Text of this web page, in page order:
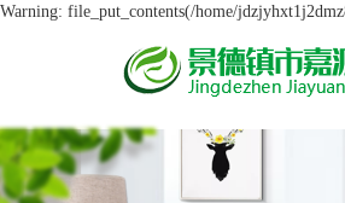
Warning: file_put_contents(/home/